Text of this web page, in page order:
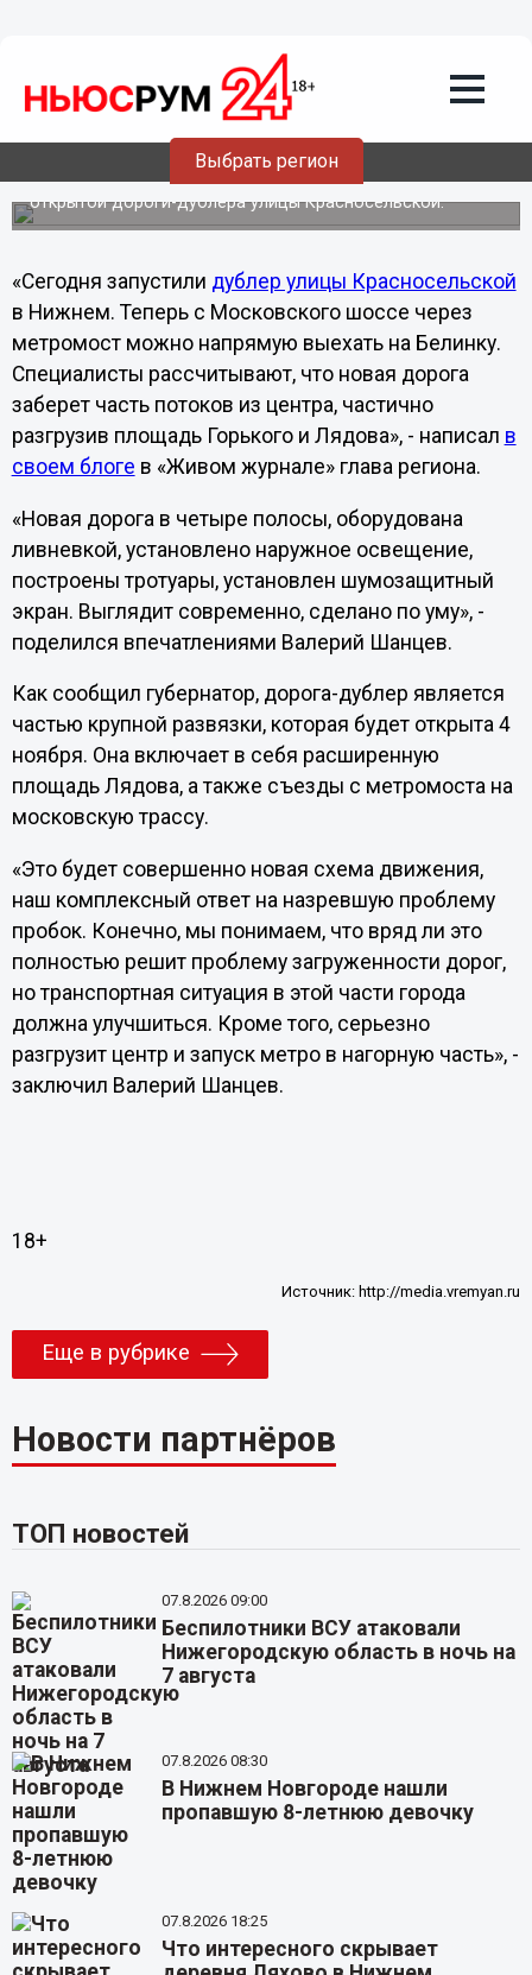
Выбрать регион
Валерий Шанцев в «Живом журнале»
разместил схему автоподходов к
метромосту
Губернатор также поделился своими впечатлениями от
открытой дороги-дублера улицы Красносельской.
«Сегодня запустили дублер улицы Красносельской
в Нижнем. Теперь с Московского шоссе через
метромост можно напрямую выехать на Белинку.
Специалисты рассчитывают, что новая дорога
заберет часть потоков из центра, частично
разгрузив площадь Горького и Лядова», - написал в
своем блоге в «Живом журнале» глава региона.
«Новая дорога в четыре полосы, оборудована
ливневкой, установлено наружное освещение,
построены тротуары, установлен шумозащитный
экран. Выглядит современно, сделано по уму», -
поделился впечатлениями Валерий Шанцев.
Как сообщил губернатор, дорога-дублер является
частью крупной развязки, которая будет открыта 4
ноября. Она включает в себя расширенную
площадь Лядова, а также съезды с метромоста на
московскую трассу.
«Это будет совершенно новая схема движения,
наш комплексный ответ на назревшую проблему
пробок. Конечно, мы понимаем, что вряд ли это
полностью решит проблему загруженности дорог,
но транспортная ситуация в этой части города
должна улучшиться. Кроме того, серьезно
разгрузит центр и запуск метро в нагорную часть», -
заключил Валерий Шанцев.
18+
Источник: http://media.vremyan.ru
Еще в рубрике
Новости партнёров
ТОП новостей
07.8.2026 09:00
Беспилотники ВСУ атаковали
Нижегородскую область в ночь на
7 августа
07.8.2026 08:30
В Нижнем Новгороде нашли
пропавшую 8-летнюю девочку
07.8.2026 18:25
Что интересного скрывает